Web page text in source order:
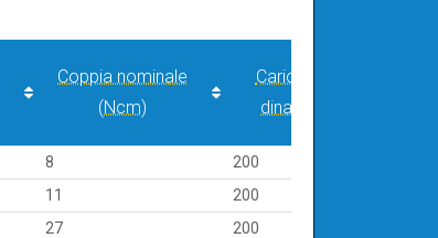
Coppia nominale
(Ncm)
Carico assiale
dinamico (N)
Carico assiale
8 200
11 200
27 200